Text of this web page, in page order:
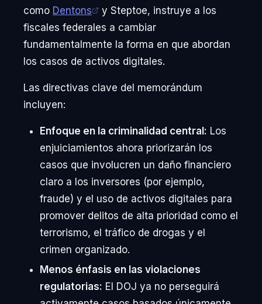
como Dentons
y Steptoe, instruye a los
fiscales federales a cambiar
fundamentalmente la forma en que abordan
los casos de activos digitales.
Las directivas clave del memorándum
incluyen:
Enfoque en la criminalidad central: Los
enjuiciamientos ahora priorizarán los
casos que involucren un daño financiero
claro a los inversores (por ejemplo,
fraude) y el uso de activos digitales para
promover delitos de alta prioridad como el
terrorismo, el tráfico de drogas y el
crimen organizado.
Menos énfasis en las violaciones
regulatorias: El DOJ ya no perseguirá